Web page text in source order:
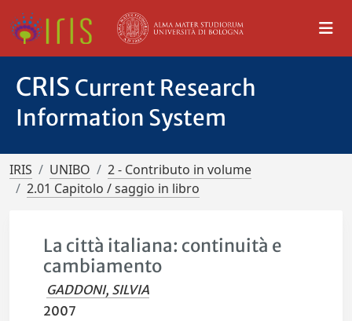
CRIS Current Research
Information System
IRIS UNIBO
2 - Contributo in volume
2.01 Capitolo / saggio in libro
La città italiana: continuità e
cambiamento
GADDONI, SILVIA
2007